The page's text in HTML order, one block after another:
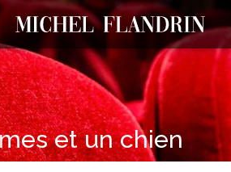
et un chien